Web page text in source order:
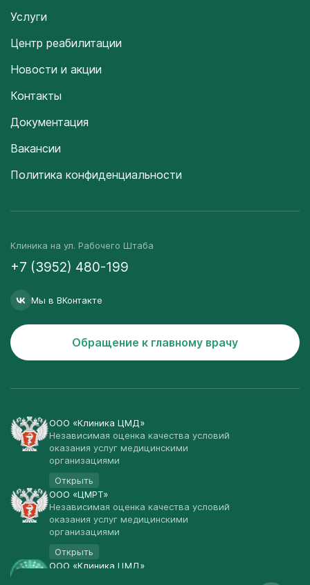
Услуги
Центр реабилитации
Новости и акции
Контакты
Документация
Вакансии
Политика конфиденциальности
Клиника на ул. Рабочего Штаба
+7 (3952) 480-199
Мы в ВКонтакте
Обращение к главному врачу
ООО «Клиника ЦМД»
Независимая оценка качества условий
оказания услуг медицинскими
организациями
Открыть
ООО «ЦМРТ»
Независимая оценка качества условий
оказания услуг медицинскими
организациями
Открыть
ООО «Клиника ЦМД»